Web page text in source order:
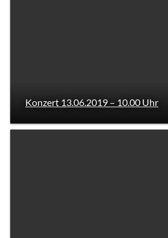
Konzert 13.06.2019 – 10.00 Uhr